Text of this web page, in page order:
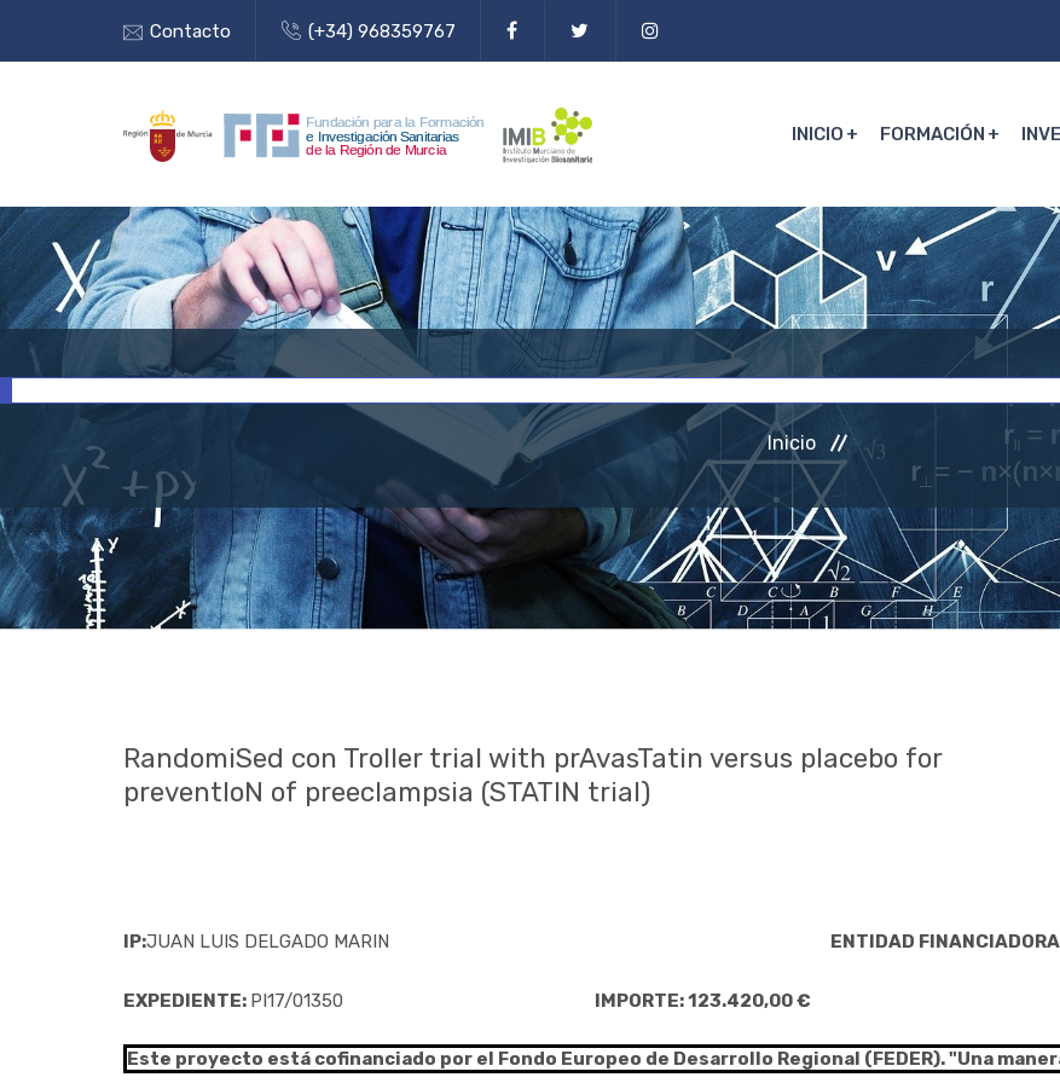
Contacto (+34) 968359767
INICIO FORMACIÓN
Inicio
RandomiSed con Troller trial with prAvasTatin versus placebo for
preventIoN of preeclampsia (STATIN trial)
IP:JUAN LUIS DELGADO MARIN ENTIDAD
EXPEDIENTE: PI17/01350 IMPORTE: 123.420,00 €
Este proyecto está cofinanciado por el Fondo Europeo de Desarrollo Regional (FEDER). "Una